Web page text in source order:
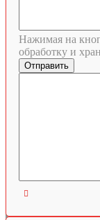
Нажимая на
обработку и
